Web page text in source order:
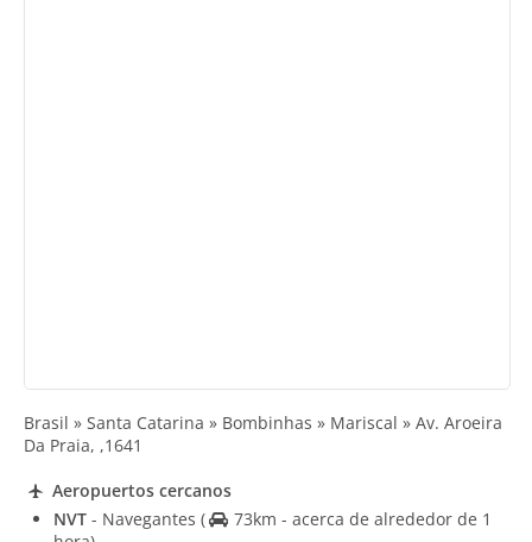
Brasil » Santa Catarina » Bombinhas » Mariscal » Av. Aroeira
Da Praia, ,1641
Aeropuertos cercanos
NVT - Navegantes (
73km - acerca de alrededor de 1